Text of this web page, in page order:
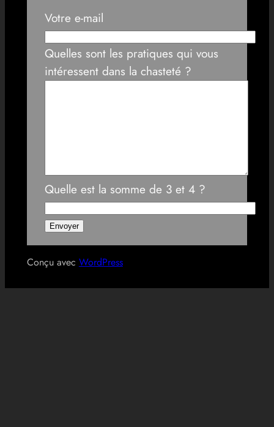
Votre e-mail
Quelles sont les pratiques qui vous
intéressent dans la chasteté ?
Quelle est la somme de 3 et 4 ?
Conçu avec WordPress